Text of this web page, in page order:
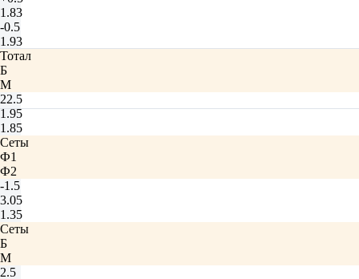
1.83
-0.5
1.93
Тотал
Б
М
22.5
1.95
1.85
Сеты
Ф1
Ф2
-1.5
3.05
1.35
Сеты
Б
М
2.5